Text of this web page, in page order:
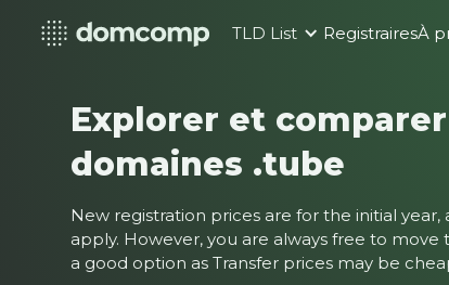
TLD List RegistrairesÀ
Explorer et
domaines .tube
New registration prices are for the initial
apply. However, you are always free to move
a good option as Transfer prices may be